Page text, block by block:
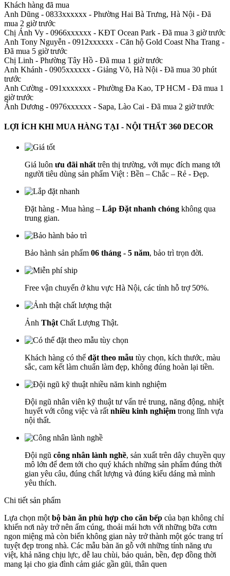
Khách hàng đã mua
Anh Dũng - 0833xxxxxx - Phường Hai Bà Trưng, Hà Nội - Đã
mua 2 giờ trước
Chị Ánh Vy - 0966xxxxxx - KĐT Ocean Park - Đã mua 3 giờ trước
Anh Tony Nguyễn - 0912xxxxxx - Căn hộ Gold Coast Nha Trang -
Đã mua 5 giờ trước
Chị Linh - Phường Tây Hồ - Đã mua 1 giờ trước
Anh Khánh - 0905xxxxxx - Giảng Võ, Hà Nội - Đã mua 30 phút
trước
Anh Cường - 091xxxxxxx - Phường Đa Kao, TP HCM - Đã mua 1
giờ trước
Ánh Dương - 0976xxxxxx - Sapa, Lào Cai - Đã mua 2 giờ trước
LỢI ÍCH KHI MUA HÀNG TẠI - NỘI THẤT 360 DECOR
Giá luôn ưu đãi nhất trên thị trường, với mục đích mang tới
người tiêu dùng sản phẩm Việt : Bền – Chắc – Rẻ - Đẹp.
Đặt hàng - Mua hàng – Lắp Đặt nhanh chóng không qua
trung gian.
Bảo hành sản phẩm 06 tháng - 5 năm, bảo trì trọn đời.
Free vận chuyển ở khu vực Hà Nội, các tỉnh hỗ trợ 50%.
Ảnh Thật Chất Lượng Thật.
Khách hàng có thể đặt theo mẫu tùy chọn, kích thước, màu
sắc, cam kết làm chuẩn làm đẹp, không đúng hoàn lại tiền.
Đội ngũ nhân viên kỹ thuật tư vấn trẻ trung, năng động, nhiệt
huyết với công việc và rất nhiều kinh nghiệm trong lĩnh vựa
nội thất.
Đội ngũ công nhân lành nghề, sản xuất trên dây chuyền quy
mô lớn để đem tới cho quý khách những sản phẩm đúng thời
gian yêu câu, đúng chất lượng và đúng kiểu dáng mà mình
yêu thích.
Chi tiết sản phẩm
Lựa chọn một bộ bàn ăn phù hợp cho căn bếp của bạn không chỉ
khiến nơi này trở nên ấm cúng, thoải mái hơn với những bữa cơm
ngon miệng mà còn biến không gian này trở thành một góc trang trí
tuyệt đẹp trong nhà. Các mẫu bàn ăn gỗ với những tính năng ưu
việt, khả năng chịu lực, dễ lau chùi, bảo quản, bền, đẹp đồng thời
mang lại cho gia đình cảm giác gần gũi, thân quen